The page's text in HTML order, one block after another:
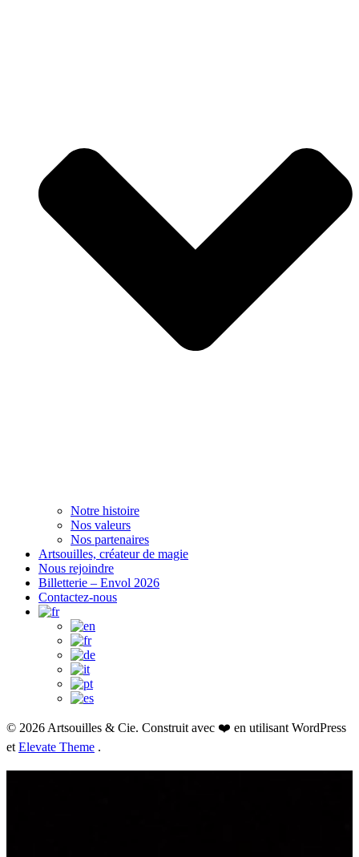
Notre histoire
Nos valeurs
Nos partenaires
Artsouilles, créateur de magie
Nous rejoindre
Billetterie – Envol 2026
Contactez-nous
© 2026 Artsouilles & Cie. Construit avec ❤️ en utilisant WordPress
et Elevate Theme .